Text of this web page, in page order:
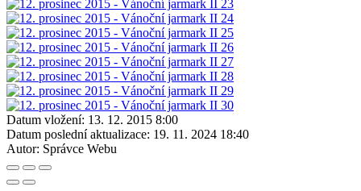
Datum vložení: 13. 12. 2015 8:00
Datum poslední aktualizace: 19. 11. 2024 18:40
Autor: Správce Webu